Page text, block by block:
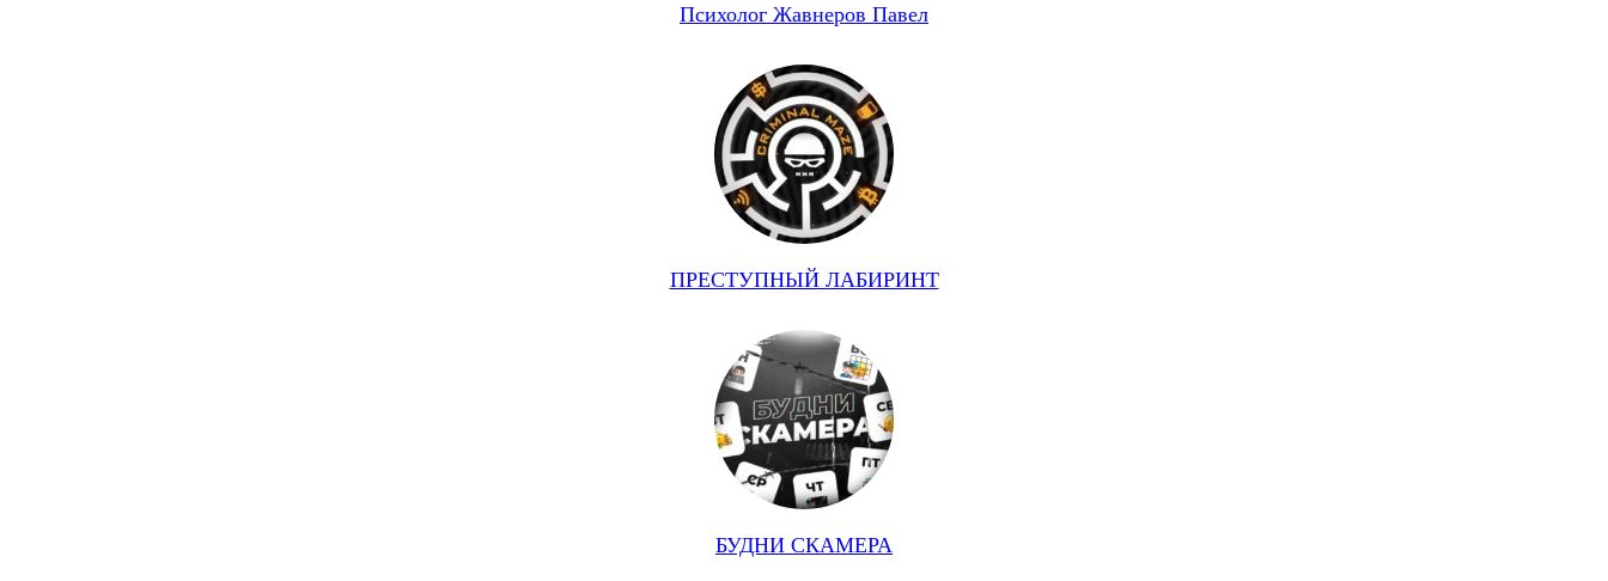
Психолог Жавнеров Павел
ПРЕСТУПНЫЙ ЛАБИРИНТ
БУДНИ СКАМЕРА